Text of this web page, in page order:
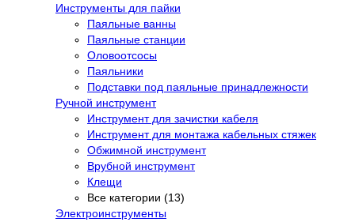
Инструменты для пайки
Паяльные ванны
Паяльные станции
Оловоотсосы
Паяльники
Подставки под паяльные принадлежности
Ручной инструмент
Инструмент для зачистки кабеля
Инструмент для монтажа кабельных стяжек
Обжимной инструмент
Врубной инструмент
Клещи
Все категории (13)
Электроинструменты